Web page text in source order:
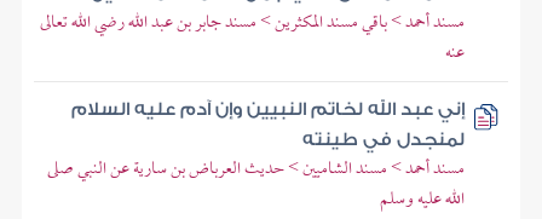
مسند أحمد > باقي مسند المكثرين > مسند جابر بن عبد الله رضي الله تعالى
عنه
إني عبد الله لخاتم النبيين وإن آدم عليه السلام
لمنجدل في طينته
مسند أحمد > مسند الشاميين > حديث العرباض بن سارية عن النبي صلى
الله عليه وسلم